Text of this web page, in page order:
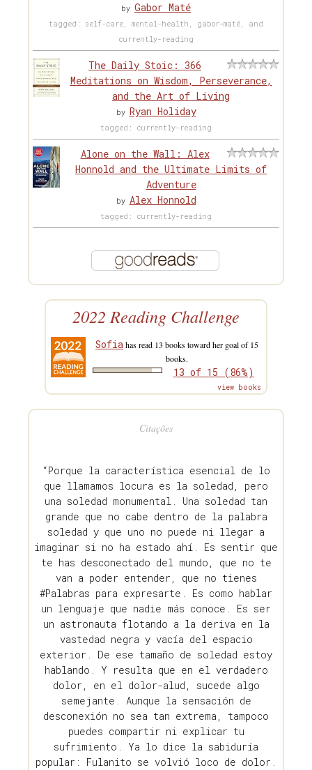
by Gabor Maté
tagged: self-care, mental-health, gabor-maté, and
currently-reading
The Daily Stoic: 366
Meditations on Wisdom, Perseverance,
and the Art of Living
by Ryan Holiday
tagged: currently-reading
Alone on the Wall: Alex
Honnold and the Ultimate Limits of
Adventure
by Alex Honnold
tagged: currently-reading
2022 Reading Challenge
Sofiahas read 13 books toward her goal of 15
books.
13 of 15 (86%)
view books
Citações
“Porque la característica esencial de lo
que llamamos locura es la soledad, pero
una soledad monumental. Una soledad tan
grande que no cabe dentro de la palabra
soledad y que uno no puede ni llegar a
imaginar si no ha estado ahí. Es sentir que
te has desconectado del mundo, que no te
van a poder entender, que no tienes
#Palabras para expresarte. Es como hablar
un lenguaje que nadie más conoce. Es ser
un astronauta flotando a la deriva en la
vastedad negra y vacía del espacio
exterior. De ese tamaño de soledad estoy
hablando. Y resulta que en el verdadero
dolor, en el dolor-alud, sucede algo
semejante. Aunque la sensación de
desconexión no sea tan extrema, tampoco
puedes compartir ni explicar tu
sufrimiento. Ya lo dice la sabiduría
popular: Fulanito se volvió loco de dolor.